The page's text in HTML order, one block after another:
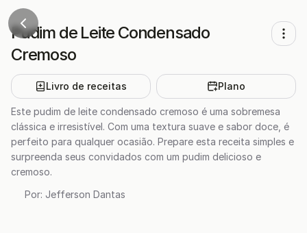
Pudim de Leite Condensado
Cremoso
Livro de receitas Plano
Este pudim de leite condensado cremoso é uma sobremesa
clássica e irresistível. Com uma textura suave e sabor doce, é
perfeito para qualquer ocasião. Prepare esta receita simples e
surpreenda seus convidados com um pudim delicioso e
cremoso.
Por: Jefferson Dantas